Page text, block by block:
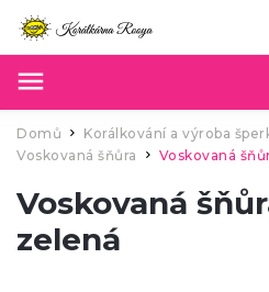
Domů / Korálkování a výroba
Voskovaná šňůra
Voskovaná
Voskovaná
zelená